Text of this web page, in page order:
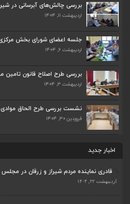
بررسی چالش‌های آبرسانی در
اردیبهشت ۱۱, ۱۴۰۴
جلسه اعضای شورای بخش مرکزی
اردیبهشت ۶, ۱۴۰۴
بررسی طرح اصلاح قانون تامین
اردیبهشت ۳, ۱۴۰۴
نشست بررسی طرح الحاق موادی
فروردین ۳۰, ۱۴۰۴
اخبار جدید
بررسی چالش‌های آبرسانی در شیراز و زرقان
جلسه اعضای شورای بخش مرکزی شیراز با
اردیبهشت ۶, ۱۴۰۴
پیگیری دکتر قادری و سایر نمایندگان شیراز
اردیبهشت ۲۳, ۱۴۰۴
قادری نماینده مردم شیراز و زرقان در مجلس
اردیبهشت ۲۲, ۱۴۰۴